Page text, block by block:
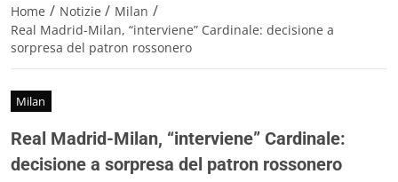
Home / Notizie / Milan /
Real Madrid-Milan, “interviene” Cardinale: decisione a
sorpresa del patron rossonero
Milan
Real Madrid-Milan, “interviene” Cardinale:
decisione a sorpresa del patron rossonero